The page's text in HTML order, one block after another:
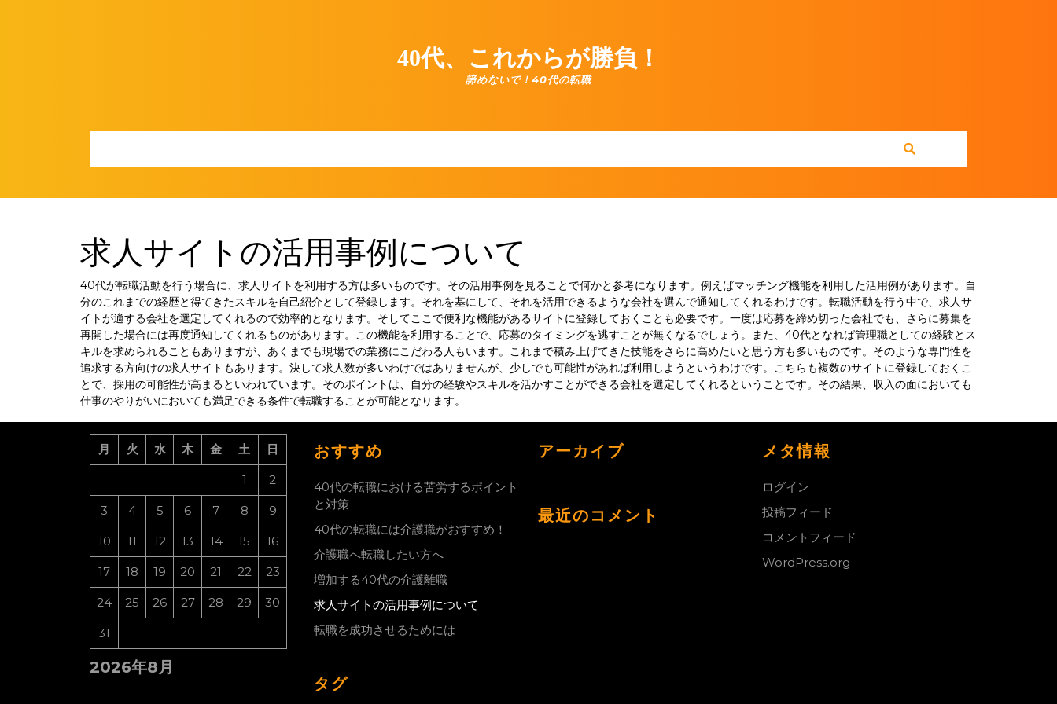
40代、これからが勝負！
諦めないで！40代の転職
求人サイトの活用事例について
40代が転職活動を行う場合に、求人サイトを利用する方は多いものです。その活用事例を見ることで何かと参考になります。例えばマッチング機能を利用した活用例があります。自
分のこれまでの経歴と得てきたスキルを自己紹介として登録します。それを基にして、それを活用できるような会社を選んで通知してくれるわけです。転職活動を行う中で、求人サ
イトが適する会社を選定してくれるので効率的となります。そしてここで便利な機能があるサイトに登録しておくことも必要です。一度は応募を締め切った会社でも、さらに募集を
再開した場合には再度通知してくれるものがあります。この機能を利用することで、応募のタイミングを逃すことが無くなるでしょう。また、40代となれば管理職としての経験とス
キルを求められることもありますが、あくまでも現場での業務にこだわる人もいます。これまで積み上げてきた技能をさらに高めたいと思う方も多いものです。そのような専門性を
追求する方向けの求人サイトもあります。決して求人数が多いわけではありませんが、少しでも可能性があれば利用しようというわけです。こちらも複数のサイトに登録しておくこ
とで、採用の可能性が高まるといわれています。そのポイントは、自分の経験やスキルを活かすことができる会社を選定してくれるということです。その結果、収入の面においても
仕事のやりがいにおいても満足できる条件で転職することが可能となります。
2026年8月
月 火 水 木 金 土 日
1 2
3 4 5 6 7 8 9
10 11 12 13 14 15 16
17 18 19 20 21 22 23
24 25 26 27 28 29 30
31
おすすめ
40代の転職における苦労するポイント
と対策
40代の転職には介護職がおすすめ！
介護職へ転職したい方へ
増加する40代の介護離職
求人サイトの活用事例について
転職を成功させるためには
タグ
アーカイブ
最近のコメント
メタ情報
ログイン
投稿フィード
コメントフィード
WordPress.org